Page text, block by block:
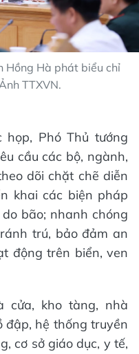
Hồng Hà phát biểu chỉ
TTXVN.
Phó Thủ tướng
cầu các bộ, ngành,
dõi chặt chẽ diễn
khai các biện pháp
bão; nhanh chóng
trú, bảo đảm an
động trên biển, ven
cửa, kho tàng, nhà
đập, hệ thống truyền
cơ sở giáo dục, y tế,